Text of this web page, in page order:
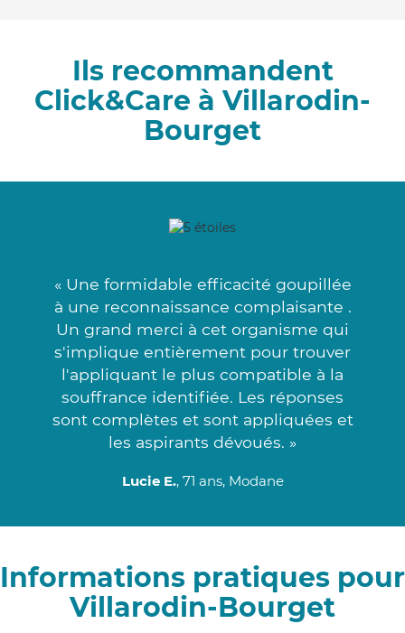
Ils recommandent
Click&Care à Villarodin-
Bourget
« Une formidable efficacité goupillée
à une reconnaissance complaisante .
Un grand merci à cet organisme qui
s'implique entièrement pour trouver
l'appliquant le plus compatible à la
souffrance identifiée. Les réponses
sont complètes et sont appliquées et
les aspirants dévoués. »
Lucie E., 71 ans, Modane
Informations pratiques pour
Villarodin-Bourget